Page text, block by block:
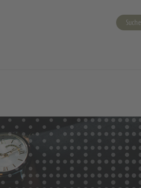
Suche